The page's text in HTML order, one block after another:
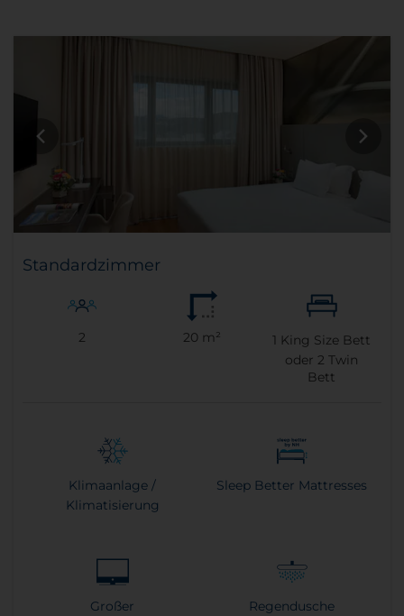
Standardzimmer
2 20 m² 1 King Size Bett
oder 2 Twin
Bett
Klimaanlage /
Klimatisierung
Sleep Better Mattresses
Großer
Regendusche